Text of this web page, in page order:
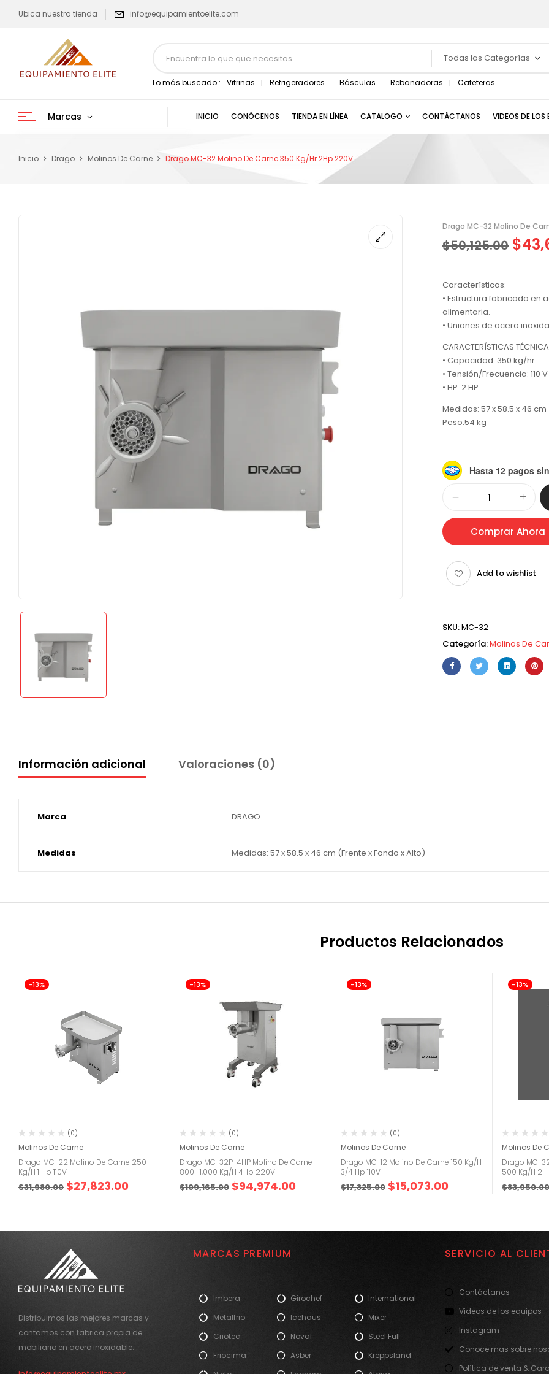
Ubica nuestra tienda info@equipamientoelite.com
Todas las Categorías
Lo más buscado : Vitrinas Refrigeradores Básculas Rebanadoras Cafeteras
Marcas INICIO CONÓCENOS TIENDA EN LÍNEA CATALOGO CONTÁCTANOS VIDEOS DE LOS
Inicio Drago Molinos De Carne Drago MC-32 Molino De Carne 350 Kg/Hr 2Hp 220V
Drago MC-32 Molino De
$50,125.00 $
Características:
• Estructura fabricada en
alimentaria.
• Uniones de acero
CARACTERÍSTICAS
• Capacidad: 350 kg/hr
• Tensión/Frecuencia: 110
• HP: 2 HP
Medidas: 57 x 58.5 x 46
Peso:54 kg
Hasta 12 pagos
Comprar Ahora
Add to wishlist
SKU:MC-32
Categoría:Molinos De
Información adicional Valoraciones (0)
Marca DRAGO
Medidas Medidas: 57 x 58.5 x 46 cm (Frente x Fondo x Alto)
Productos Relacionados
-13%
(0)
Molinos De Carne
Drago MC-22 Molino De Carne 250
Kg/H 1 Hp 110V
$31,980.00 $27,823.00
-13%
(0)
Molinos De Carne
Drago MC-32P-4HP Molino De Carne
800 -1,000 Kg/H 4Hp 220V
$109,165.00 $94,974.00
-13%
(0)
Molinos De Carne
Drago MC-12 Molino De Carne 150 Kg/H
3/4 Hp 110V
$17,325.00 $15,073.00
-13%
Molinos De
Drago MC-
500 Kg/H 2
$83,950.00
Distribuimos las mejores marcas y
contamos con fabrica propia de
mobiliario en acero inoxidable.
MARCAS PREMIUM
Imbera
Metalfrio
Criotec
Friocima
Girochef
Icehaus
Noval
Asber
International
Mixer
Steel Full
Kreppsland
SERVICIO AL
Contáctanos
Videos de los equipos
Instagram
Conoce mas sobre
Política de venta &